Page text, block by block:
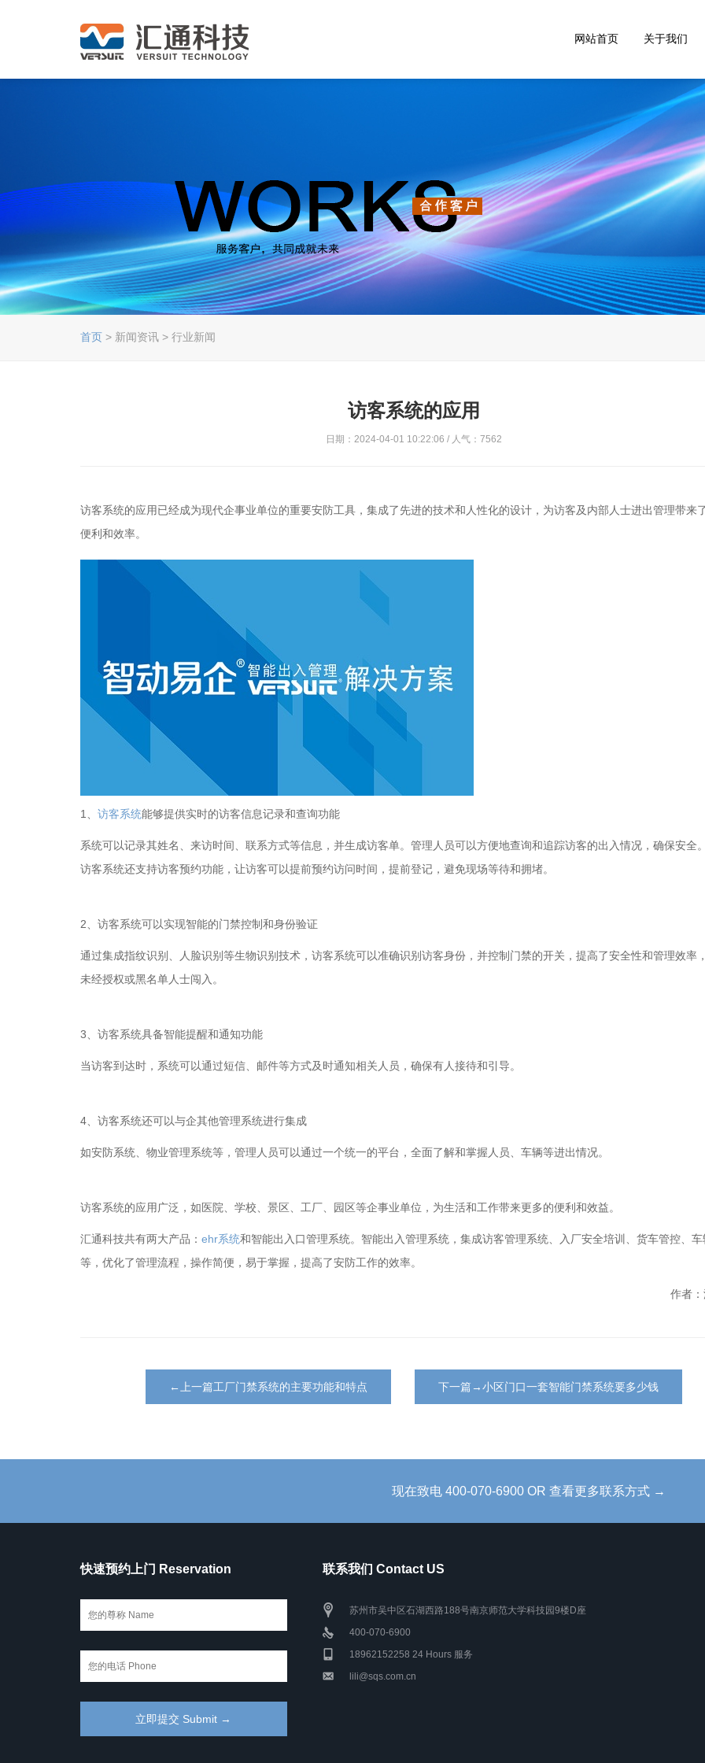
网站首页 关于我们
首页 > 新闻资讯 > 行业新闻
访客系统的应用
日期：2024-04-01 10:22:06 / 人气：7562
访客系统的应用已经成为现代企事业单位的重要安防工具，集成了先进的技术和人性化的设计，为访客及内部人士进出管理带来
便利和效率。
1、 访客系统能够提供实时的访客信息记录和查询功能
系统可以记录其姓名、来访时间、联系方式等信息，并生成访客单。管理人员可以方便地查询和追踪访客的出入情况，确保安全
访客系统还支持访客预约功能，让访客可以提前预约访问时间，提前登记，避免现场等待和拥堵。
2、访客系统可以实现智能的门禁控制和身份验证
通过集成指纹识别、人脸识别等生物识别技术，访客系统可以准确识别访客身份，并控制门禁的开关，提高了安全性和管理效率
未经授权或黑名单人士闯入。
3、访客系统具备智能提醒和通知功能
当访客到达时，系统可以通过短信、邮件等方式及时通知相关人员，确保有人接待和引导。
4、访客系统还可以与企其他管理系统进行集成
如安防系统、物业管理系统等，管理人员可以通过一个统一的平台，全面了解和掌握人员、车辆等进出情况。
访客系统的应用广泛，如医院、学校、景区、工厂、园区等企事业单位，为生活和工作带来更多的便利和效益。
汇通科技共有两大产品： ehr系统和智能出入口管理系统。智能出入管理系统，集成访客管理系统、入厂安全培训、货车管控、
等，优化了管理流程，操作简便，易于掌握，提高了安防工作的效率。
作者
←上一篇工厂门禁系统的主要功能和特点 下一篇→小区门口一套智能门禁系统要多少钱
现在致电 400-070-6900 OR 查看更多联系方式 →
快速预约上门 Reservation 联系我们 Contact US
苏州市吴中区石湖西路188号南京师范大学科技园9楼D座
400-070-6900
18962152258 24 Hours 服务
lili@sqs.com.cn